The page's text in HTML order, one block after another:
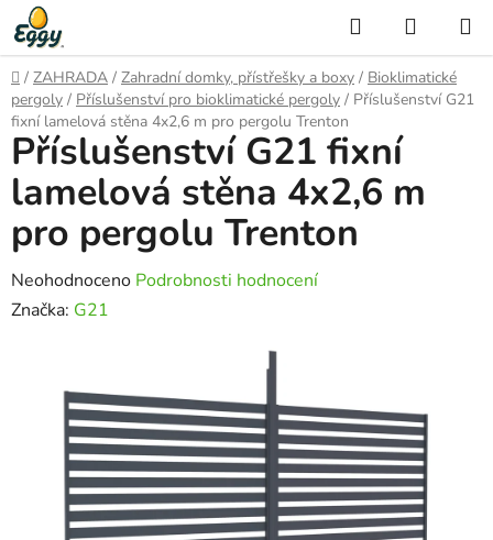
Přejít
na
obsah
Hledat
KOŠÍK
Domů
/ ZAHRADA / Zahradní domky, přístřešky a boxy / Bioklimatické
pergoly / Příslušenství pro bioklimatické pergoly / Příslušenství G21
fixní lamelová stěna 4x2,6 m pro pergolu Trenton
Příslušenství G21 fixní
lamelová stěna 4x2,6 m
pro pergolu Trenton
Průměrné
hodnocení
hvězdiček.
Neohodnoceno Podrobnosti hodnocení
Značka: G21